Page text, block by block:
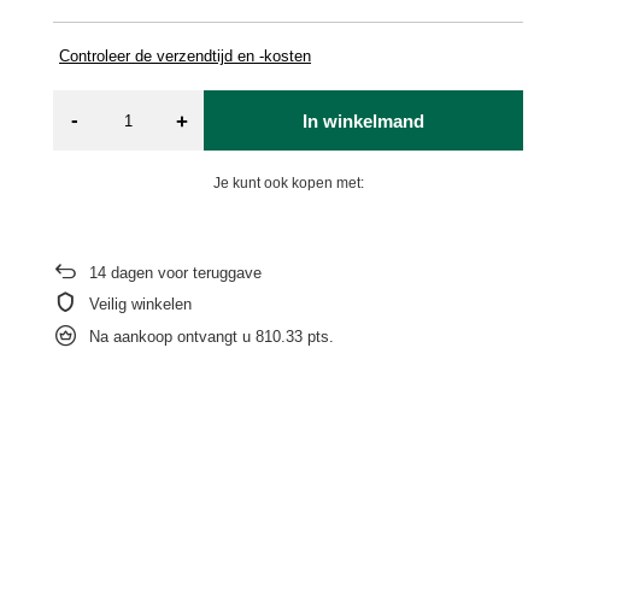
Controleer de verzendtijd en -kosten
- + In winkelmand
Je kunt ook kopen met:
14 dagen voor teruggave
Veilig winkelen
Na aankoop ontvangt u810.33 pts.